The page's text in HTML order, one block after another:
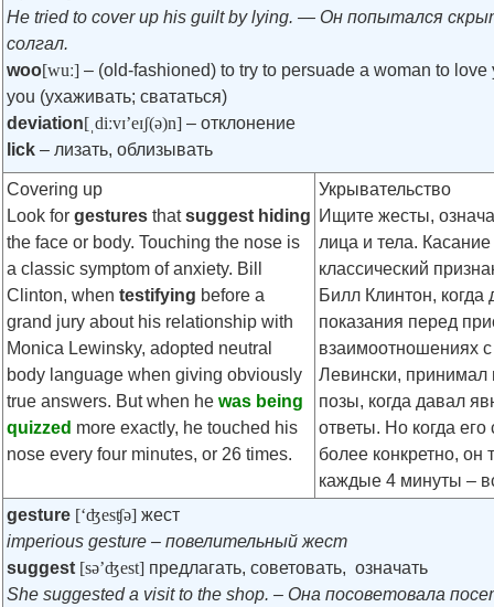
He tried to cover up his guilt by lying. — Он попытался
солгал.
woo[wuː] – (old-fashioned) to try to persuade a woman to love
you (ухаживать; свататься)
deviation[ˌdiːvɪ’eɪʃ(ə)n] – отклонение
lick – лизать, облизывать
Covering up
Look for gestures thatsuggest hiding
the face or body. Touching the nose is
a classic symptom of anxiety. Bill
Clinton, when testifying before a
grand jury about his relationship with
Monica Lewinsky, adopted neutral
body language when giving obviously
true answers. But when he was being
quizzed more exactly, he touched his
nose every four minutes, or 26 times.
Укрывательство
Ищите жесты,
лица и тела.
классический
Билл Клинтон, когда
показания перед
взаимоотношениях
Левински, принимал
позы, когда давал
ответы. Но когда
более конкретно, он
каждые 4 минуты –
gesture [‘ʤesʧə] жест
imperious gesture – повелительный жест
suggest [sə’ʤest] предлагать, советовать, означать
She suggested a visit to the shop. – Онa посоветовала